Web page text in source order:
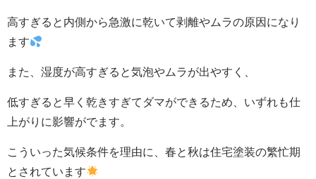
高すぎると内側から急激に乾いて剥離やムラの原因になり
ます
また、湿度が高すぎると気泡やムラが出やすく、
低すぎると早く乾きすぎてダマができるため、いずれも仕
上がりに影響がでます。
こういった気候条件を理由に、春と秋は住宅塗装の繁忙期
とされています